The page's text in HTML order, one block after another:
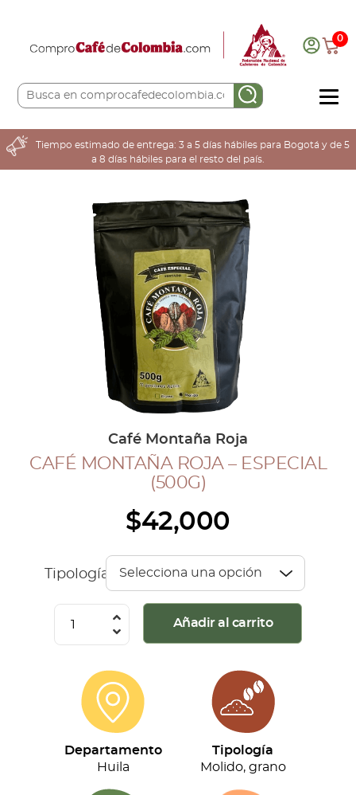
0
COMPRA AQUÍ
COLOMBIA CAFETERA
COLECCIÓN CAFETERA
INGRESAR
Cerrar Sesión
Tiempo estimado de entrega: 3 a 5 días hábiles para Bogotá y de 5
a 8 días hábiles para el resto del país.
Café Montaña Roja
CAFÉ MONTAÑA ROJA – ESPECIAL
(500G)
$42,000
Tipología
Especial
(500g)
cantidad
Añadir al carrito
Departamento
Huila
Tipología
Molido, grano